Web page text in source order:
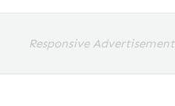
Responsive Advertisement